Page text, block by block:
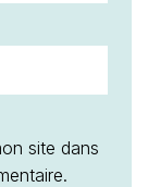
site dans